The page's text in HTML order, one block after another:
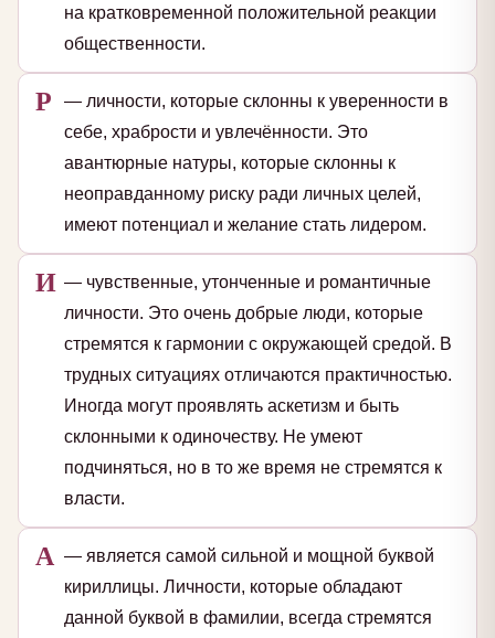
на кратковременной положительной реакции
общественности.
Р
— личности, которые склонны к уверенности в
себе, храбрости и увлечённости. Это
авантюрные натуры, которые склонны к
неоправданному риску ради личных целей,
имеют потенциал и желание стать лидером.
И — чувственные, утонченные и романтичные
личности. Это очень добрые люди, которые
стремятся к гармонии с окружающей средой. В
трудных ситуациях отличаются практичностью.
Иногда могут проявлять аскетизм и быть
склонными к одиночеству. Не умеют
подчиняться, но в то же время не стремятся к
власти.
А — является самой сильной и мощной буквой
кириллицы. Личности, которые обладают
данной буквой в фамилии, всегда стремятся